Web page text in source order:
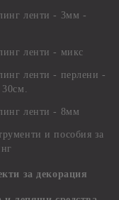
ленти - 3мм -
ленти - микс
ленти - перлени -
ленти - 8мм
и пособия за
за декорация